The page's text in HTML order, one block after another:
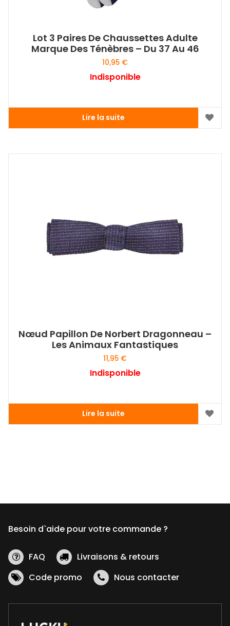
Lot 3 Paires De Chaussettes Adulte
Marque Des Ténèbres – Du 37 Au 46
10,95 €
Indisponible
Lire la suite
Nœud Papillon De Norbert Dragonneau –
Les Animaux Fantastiques
11,95 €
Indisponible
Lire la suite
Besoin d`aide pour votre commande ?
FAQ
Livraisons & retours
Code promo
Nous contacter